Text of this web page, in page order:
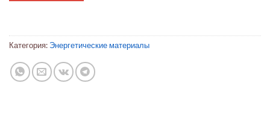
Категория: Энергетические материалы